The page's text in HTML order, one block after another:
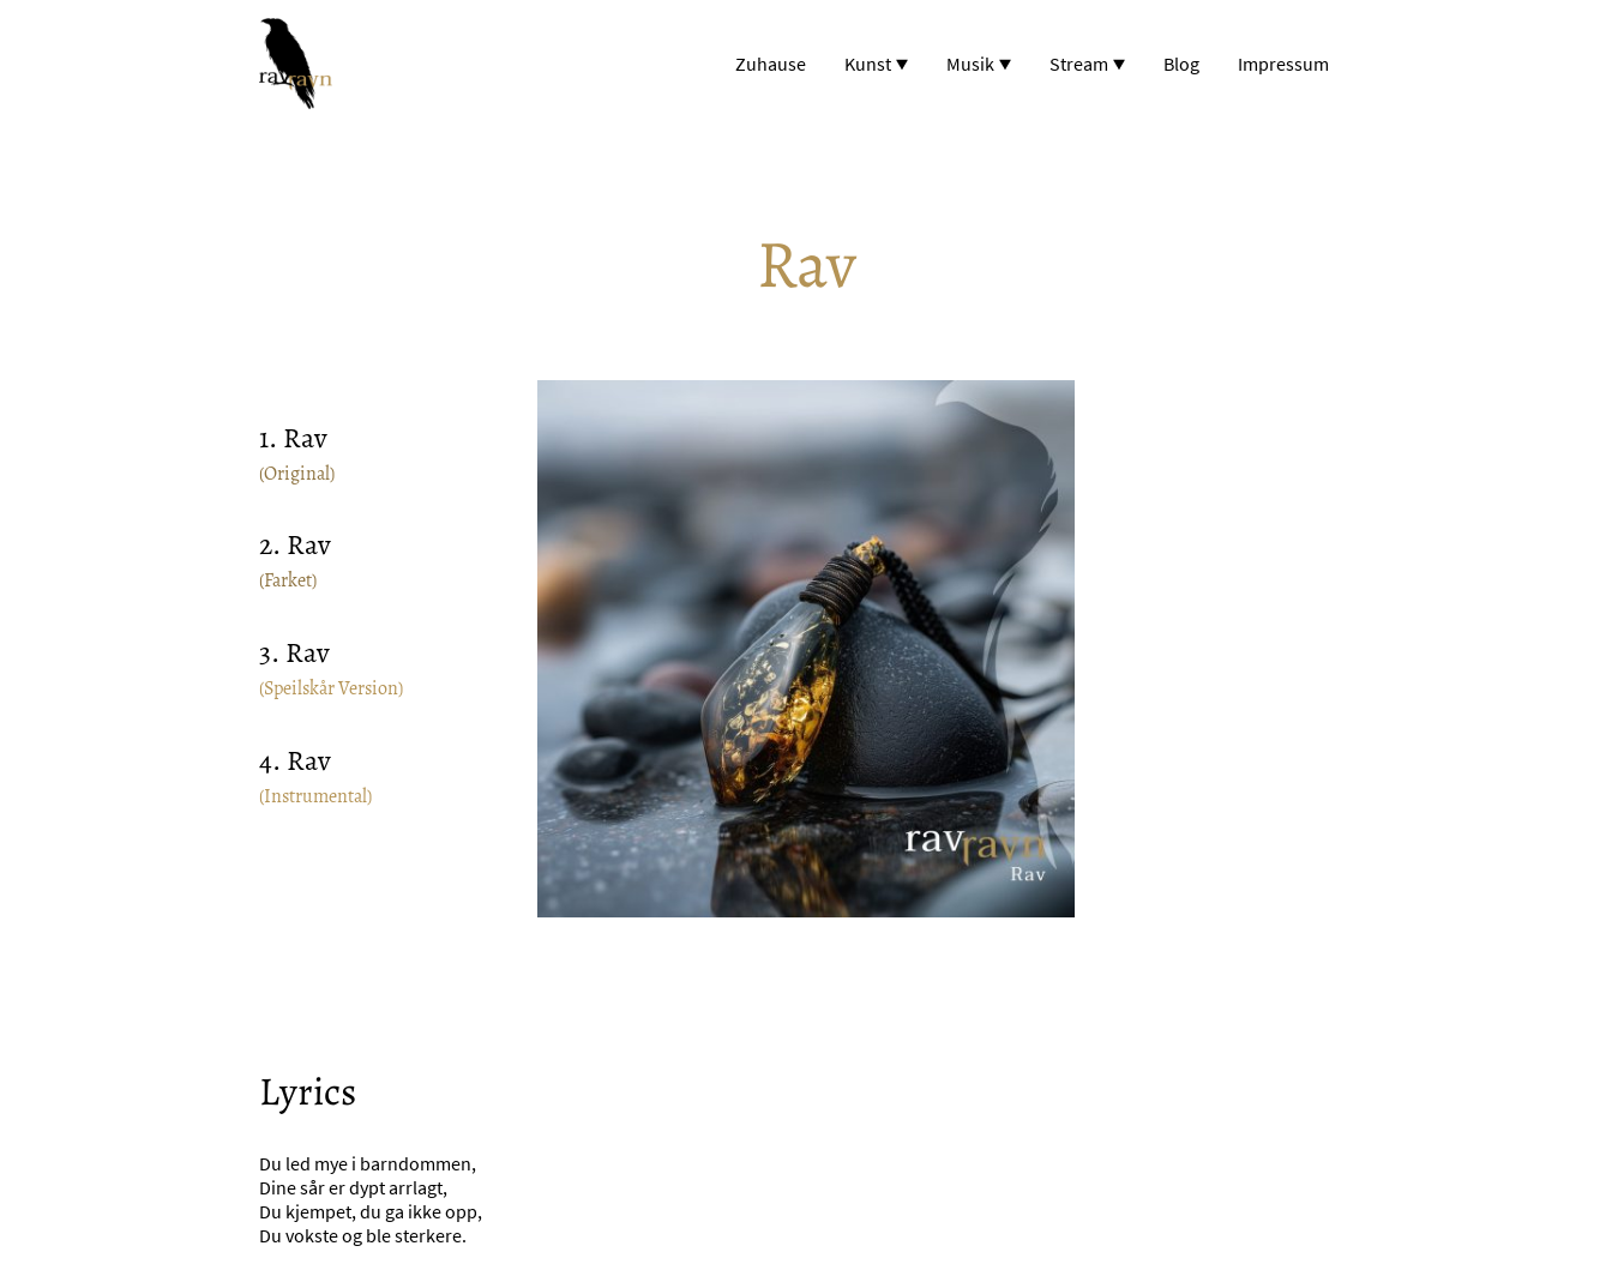
Zuhause Kunst Musik Stream Blog Impressum
Rav
1. Rav
(Original)
2. Rav
(Farket)
3. Rav
(Speilskår Version)
4. Rav
(Instrumental)
Lyrics
Du led mye i barndommen,
Dine sår er dypt arrlagt,
Du kjempet, du ga ikke opp,
Du vokste og ble sterkere.